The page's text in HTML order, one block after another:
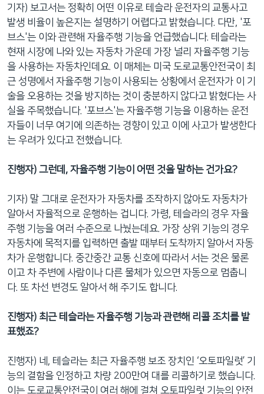
기자) 보고서는 정확히 어떤 이유로 테슬라 운전자의 교통사고
발생 비율이 높은지는 설명하기 어렵다고 밝혔습니다. 다만, '포
브스'는 이와 관련해 자율주행 기능을 언급했습니다. 테슬라는
현재 시장에 나와 있는 자동차 가운데 가장 널리 자율주행 기능
을 사용하는 자동차인데요. 이 매체는 미국 도로교통안전국이 최
근 성명에서 자율주행 기능이 사용되는 상황에서 운전자가 이 기
술을 오용하는 것을 방지하는 것이 충분하지 않다고 밝혔다는 사
실을 주목했습니다. '포브스'는 자율주행 기능을 이용하는 운전
자들이 너무 여기에 의존하는 경향이 있고 이에 사고가 발생한다
는 우려가 있다고 전했습니다.
진행자) 그런데, 자율주행 기능이 어떤 것을 말하는 건가요?
기자) 말 그대로 운전자가 자동차를 조작하지 않아도 자동차가
알아서 자율적으로 운행하는 겁니다. 가령, 테슬라의 경우 자율
주행 기능을 여러 수준으로 나눴는데요. 가장 상위 기능의 경우
자동차에 목적지를 입력하면 출발 때부터 도착까지 알아서 자동
차가 운행합니다. 중간중간 교통 신호에 따라서 서는 것은 물론
이고 차 주변에 사람이나 다른 물체가 있으면 자동으로 멈춥니
다. 또 차선 변경도 알아서 해 주기도 합니다.
진행자) 최근 테슬라는 자율주행 기능과 관련해 리콜 조치를 발
표했죠?
진행자) 네, 테슬라는 최근 자율주행 보조 장치인 ‘오토파일럿’ 기
능의 결함을 인정하고 차량 200만여 대를 리콜하기로 했습니다.
이는 도로교통안전국이 여러 해에 걸쳐 오토파일럿 기능의 안전